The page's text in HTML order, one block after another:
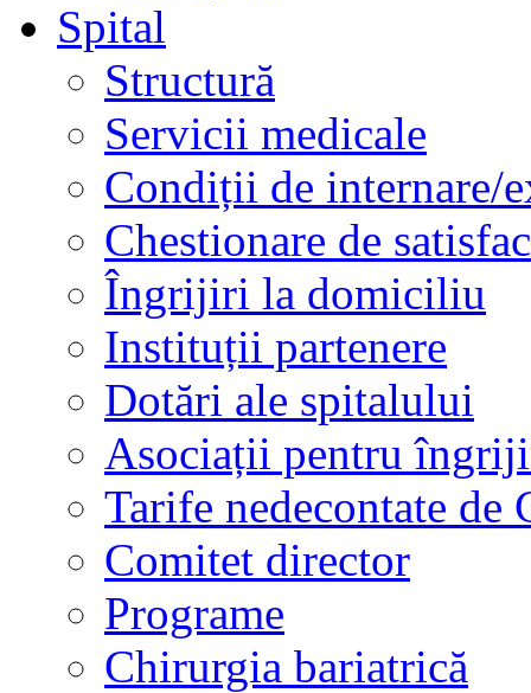
Spital
Structură
Servicii medicale
Condiții de internare/
Chestionare de
Îngrijiri la domiciliu
Instituții partenere
Dotări ale spitalului
Asociații pentru
Tarife nedecontate de
Comitet director
Programe
Chirurgia bariatrică